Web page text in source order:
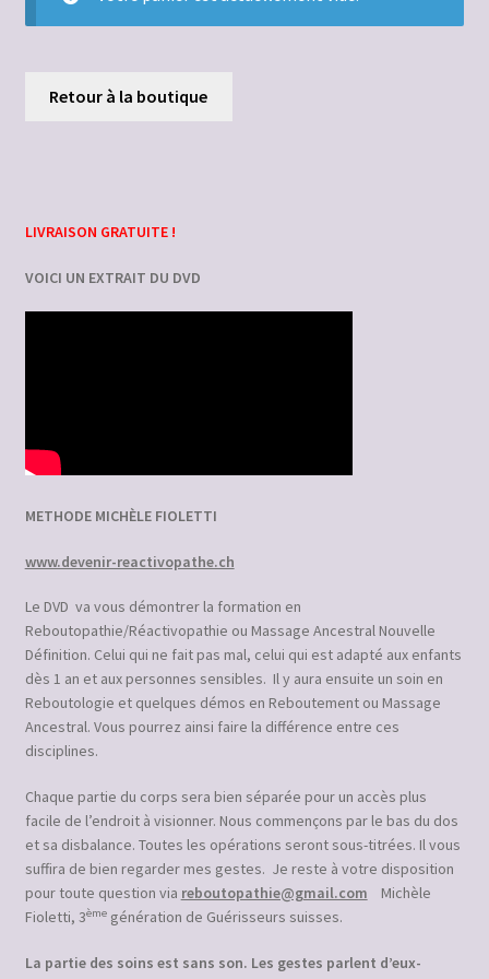
Échec du paiement
Mon compte
Retour à la boutique
LIVRAISON GRATUITE !
VOICI UN EXTRAIT DU DVD
METHODE MICHÈLE FIOLETTI
www.devenir-reactivopathe.ch
Le DVD va vous démontrer la formation en
Reboutopathie/Réactivopathie ou Massage Ancestral Nouvelle
Définition. Celui qui ne fait pas mal, celui qui est adapté aux enfants
dès 1 an et aux personnes sensibles. Il y aura ensuite un soin en
Reboutologie et quelques démos en Reboutement ou Massage
Ancestral. Vous pourrez ainsi faire la différence entre ces
disciplines.
Chaque partie du corps sera bien séparée pour un accès plus
facile de l’endroit à visionner. Nous commençons par le bas du dos
et sa disbalance. Toutes les opérations seront sous-titrées. Il vous
suffira de bien regarder mes gestes. Je reste à votre disposition
pour toute question via reboutopathie@gmail.com Michèle
Fioletti, 3èmegénération de Guérisseurs suisses.
La partie des soins est sans son. Les gestes parlent d’eux-